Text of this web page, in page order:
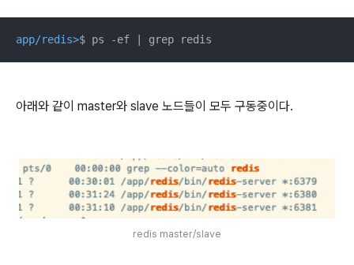
app/redis>$ ps -ef | grep redis
아래와 같이 master와 slave 노드들이 모두 구동중이다.
redis master/slave